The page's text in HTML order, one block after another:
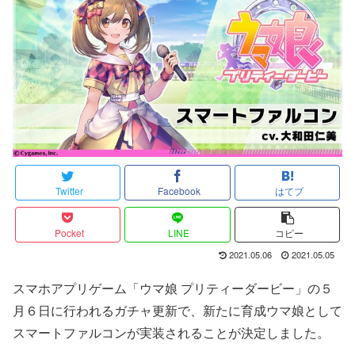
Twitter Facebook はてブ
Pocket LINE コピー
2021.05.06 2021.05.05
スマホアプリゲーム「ウマ娘 プリティーダービー」の５
月６日に行われるガチャ更新で、新たに育成ウマ娘として
スマートファルコンが実装されることが決定しました。